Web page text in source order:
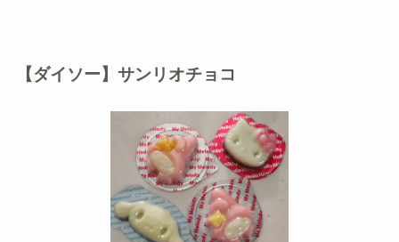
【ダイソー】サンリオチョコ